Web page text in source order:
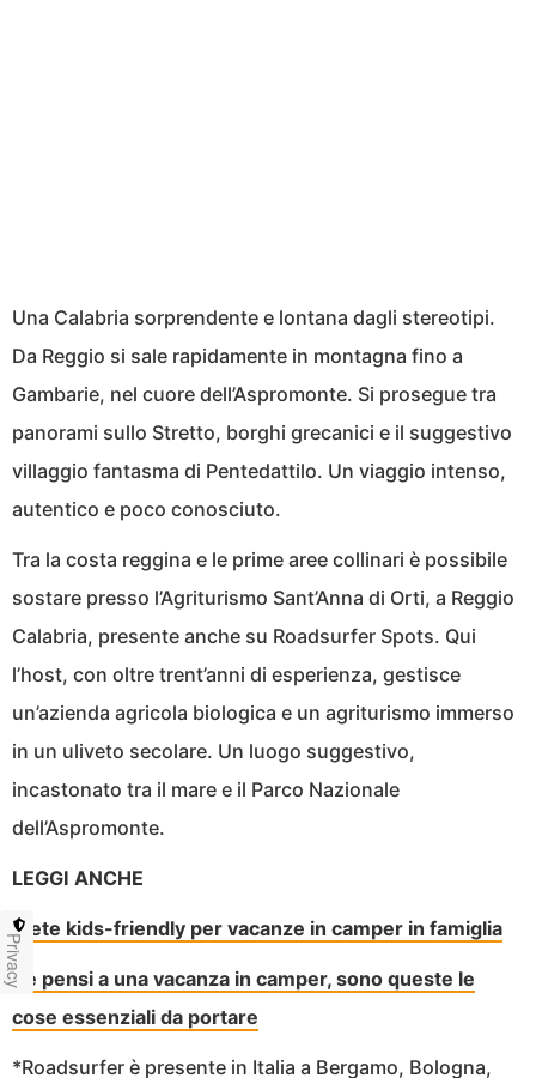
Una Calabria sorprendente e lontana dagli stereotipi.
Da Reggio si sale rapidamente in montagna fino a
Gambarie, nel cuore dell’Aspromonte. Si prosegue tra
panorami sullo Stretto, borghi grecanici e il suggestivo
villaggio fantasma di Pentedattilo. Un viaggio intenso,
autentico e poco conosciuto.
Tra la costa reggina e le prime aree collinari è possibile
sostare presso l’Agriturismo Sant’Anna di Orti, a Reggio
Calabria, presente anche su Roadsurfer Spots. Qui
l’host, con oltre trent’anni di esperienza, gestisce
un’azienda agricola biologica e un agriturismo immerso
in un uliveto secolare. Un luogo suggestivo,
incastonato tra il mare e il Parco Nazionale
dell’Aspromonte.
LEGGI ANCHE
Mete kids-friendly per vacanze in camper in famiglia
Se pensi a una vacanza in camper, sono queste le
cose essenziali da portare
*Roadsurfer è presente in Italia a Bergamo, Bologna,
Privacy